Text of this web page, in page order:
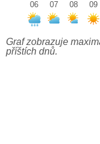
06
07
08
09
Graf zobrazuje
příštích dnů.